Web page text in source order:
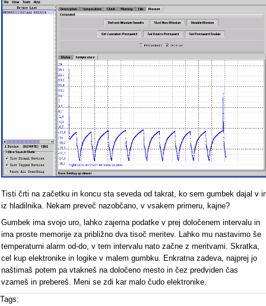
Tisti črti na začetku in koncu sta seveda od takrat, ko sem gumbek dajal v
iz hladilnika. Nekam preveč nazobčano, v vsakem primeru, kajne?
Gumbek ima svojo uro, lahko zajema podatke v prej določenem intervalu in
ima proste memorije za približno dva tisoč meritev. Lahko mu nastavimo še
temperaturni alarm od-do, v tem intervalu nato začne z meritvami. Skratka,
cel kup elektronike in logike v malem gumbku. Enkratna zadeva, najprej jo
naštimaš potem pa vtakneš na določeno mesto in čez predviden čas
vzameš in prebereš. Meni se zdi kar malo čudo elektronike.
Tags: